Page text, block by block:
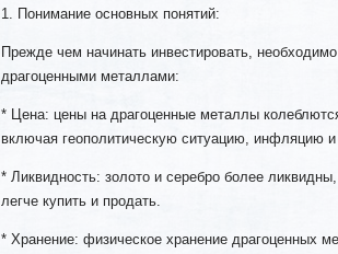
1. Понимание основных понятий:
Прежде чем начинать инвестировать,
драгоценными металлами:
* Цена: цены на драгоценные металлы
включая геополитическую ситуацию, инфляцию и
* Ликвидность: золото и серебро более
легче купить и продать.
* Хранение: физическое хранение драгоценных